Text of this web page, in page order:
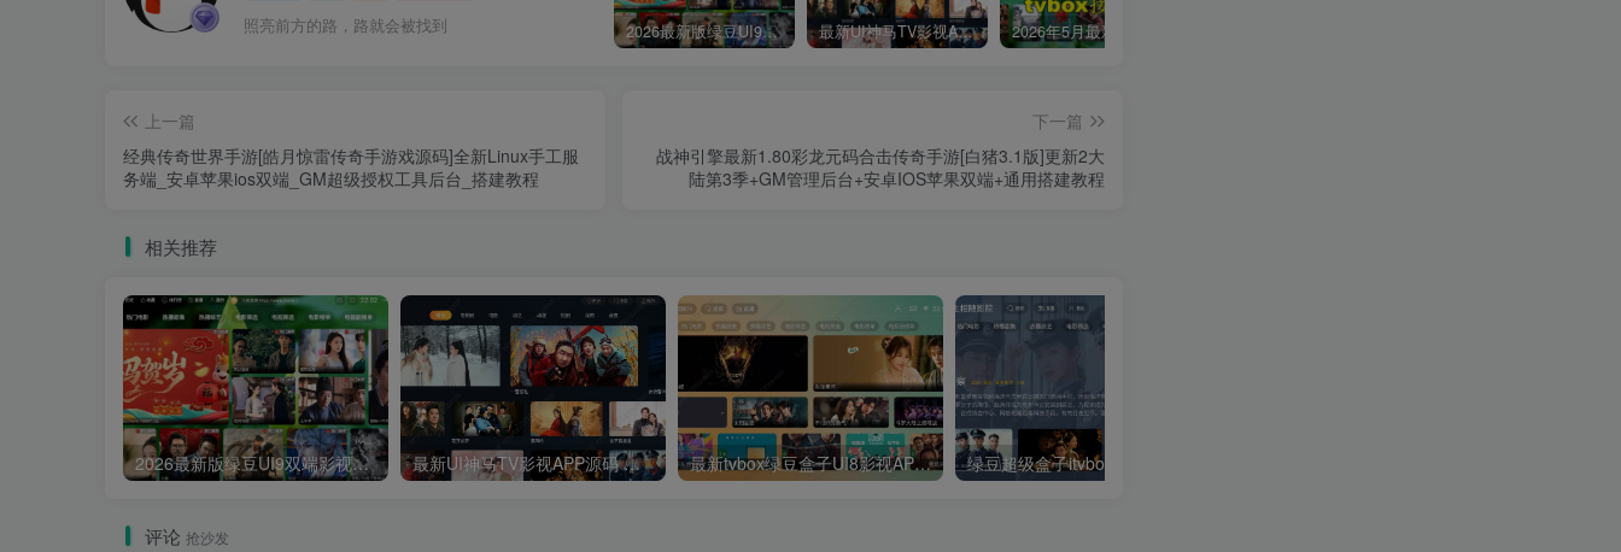
照亮前方的路，路就会被找到 2026最新版绿豆UI9双端影视APP源码 最新UI神马TV影视APP源码 乐檬影视苹果CMS后台 包含前后端源码
上一篇
经典传奇世界手游[皓月惊雷传奇手游戏源码]全新Linux手工服
务端_安卓苹果ios双端_GM超级授权工具后台_搭建教程
下一篇
战神引擎最新1.80彩龙元码合击传奇手游[白猪3.1版]更新2大
陆第3季+GM管理后台+安卓IOS苹果双端+通用搭建教程
相关推荐
2026最新版绿豆UI9双端影视APP源码 最新UI神马TV影视APP源码 乐檬影视苹果CMS后台 包含前后端源码 最新tvbox绿豆盒子UI8影视APP源码新增后台添加直播及加密功能 TV端影视APP反编译源码支持会员系统/代理系统/直播/自带免签收款/批量生成卡密
评论 抢沙发